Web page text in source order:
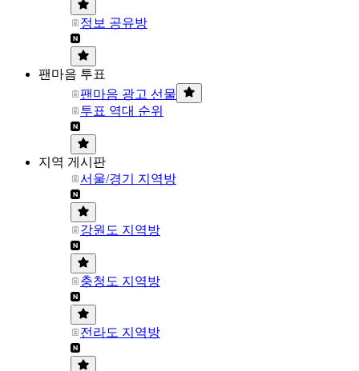
정보 공유방
팬마음 투표
팬마음 광고 선물
투표 역대 순위
지역 게시판
서울/경기 지역방
강원도 지역방
충청도 지역방
전라도 지역방